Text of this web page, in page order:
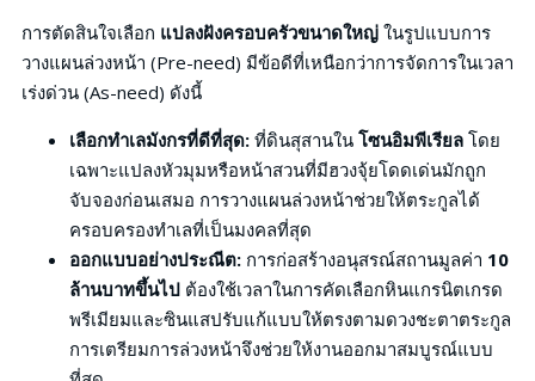
การตัดสินใจเลือก แปลงฝังครอบครัวขนาดใหญ่ ในรูปแบบการ
วางแผนล่วงหน้า (Pre-need) มีข้อดีที่เหนือกว่าการจัดการในเวลา
เร่งด่วน (As-need) ดังนี้
เลือกทำเลมังกรที่ดีที่สุด: ที่ดินสุสานใน โซนอิมพีเรียล โดย
เฉพาะแปลงหัวมุมหรือหน้าสวนที่มีฮวงจุ้ยโดดเด่นมักถูก
จับจองก่อนเสมอ การวางแผนล่วงหน้าช่วยให้ตระกูลได้
ครอบครองทำเลที่เป็นมงคลที่สุด
ออกแบบอย่างประณีต: การก่อสร้างอนุสรณ์สถานมูลค่า 10
ล้านบาทขึ้นไป ต้องใช้เวลาในการคัดเลือกหินแกรนิตเกรด
พรีเมียมและซินแสปรับแก้แบบให้ตรงตามดวงชะตาตระกูล
การเตรียมการล่วงหน้าจึงช่วยให้งานออกมาสมบูรณ์แบบ